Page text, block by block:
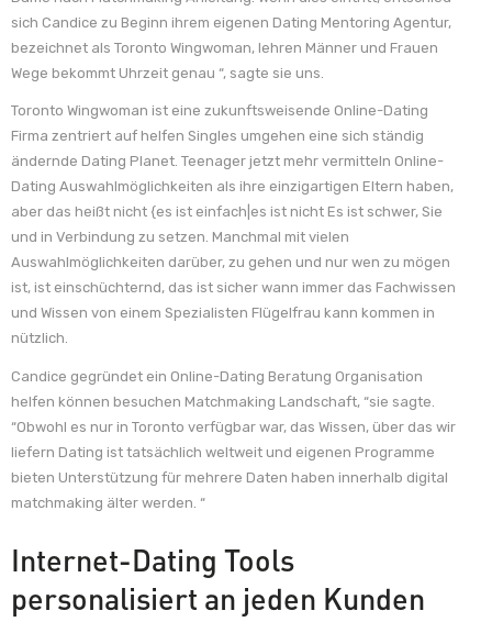
sich Candice zu Beginn ihrem eigenen Dating Mentoring Agentur,
bezeichnet als Toronto Wingwoman, lehren Männer und Frauen
Wege bekommt Uhrzeit genau “, sagte sie uns.
Toronto Wingwoman ist eine zukunftsweisende Online-Dating
Firma zentriert auf helfen Singles umgehen eine sich ständig
ändernde Dating Planet. Teenager jetzt mehr vermitteln Online-
Dating Auswahlmöglichkeiten als ihre einzigartigen Eltern haben,
aber das heißt nicht {es ist einfach|es ist nicht Es ist schwer, Sie
und in Verbindung zu setzen. Manchmal mit vielen
Auswahlmöglichkeiten darüber, zu gehen und nur wen zu mögen
ist, ist einschüchternd, das ist sicher wann immer das Fachwissen
und Wissen von einem Spezialisten Flügelfrau kann kommen in
nützlich.
Candice gegründet ein Online-Dating Beratung Organisation
helfen können besuchen Matchmaking Landschaft, “sie sagte.
“Obwohl es nur in Toronto verfügbar war, das Wissen, über das wir
liefern Dating ist tatsächlich weltweit und eigenen Programme
bieten Unterstützung für mehrere Daten haben innerhalb digital
matchmaking älter werden. “
Internet-Dating Tools
personalisiert an jeden Kunden